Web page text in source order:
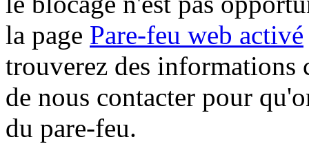
la page Pare-feu web activé
trouverez des informations
de nous contacter pour
du pare-feu.